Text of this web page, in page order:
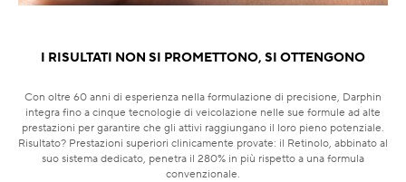
I RISULTATI NON SI PROMETTONO, SI OTTENGONO
Con oltre 60 anni di esperienza nella formulazione di precisione, Darphin
integra fino a cinque tecnologie di veicolazione nelle sue formule ad alte
prestazioni per garantire che gli attivi raggiungano il loro pieno potenziale.
Risultato? Prestazioni superiori clinicamente provate: il Retinolo, abbinato al
suo sistema dedicato, penetra il 280% in più rispetto a una formula
convenzionale.